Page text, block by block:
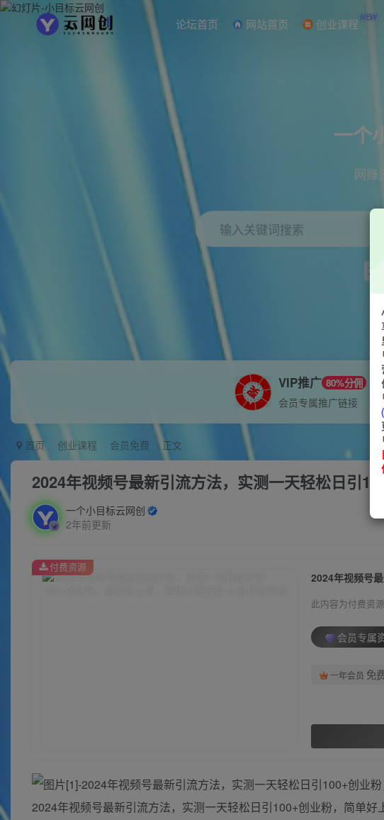
论坛首页 网站首页 创业课程 NEW
一个
网赚
输入关键词搜索
项目
VIP推广 80%分佣
会员专属推广链接
首页 创业课程 会员免费 正文
2024年视频号最新引流方法，实测一天轻松日引
一个小目标云网创
2年前更新
此内容为付费资
会员专属
一年会员 免
付费资源
2024年视频号最新引流方法，实测一天轻松日引100+创业粉，简单好